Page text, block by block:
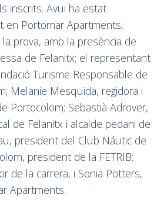
inscrits. Avui ha estat
en Portomar Apartments,
prova, amb la presència de
de Felanitx; el representant
Turisme Responsable de
Melanie Mesquida, regidora i
Portocolom; Sebastià Adrover,
de Felanitx i alcalde pedani de
president del Club Náutic de
president de la FETRIB;
de la carrera, i Sonia Potters,
Apartments.